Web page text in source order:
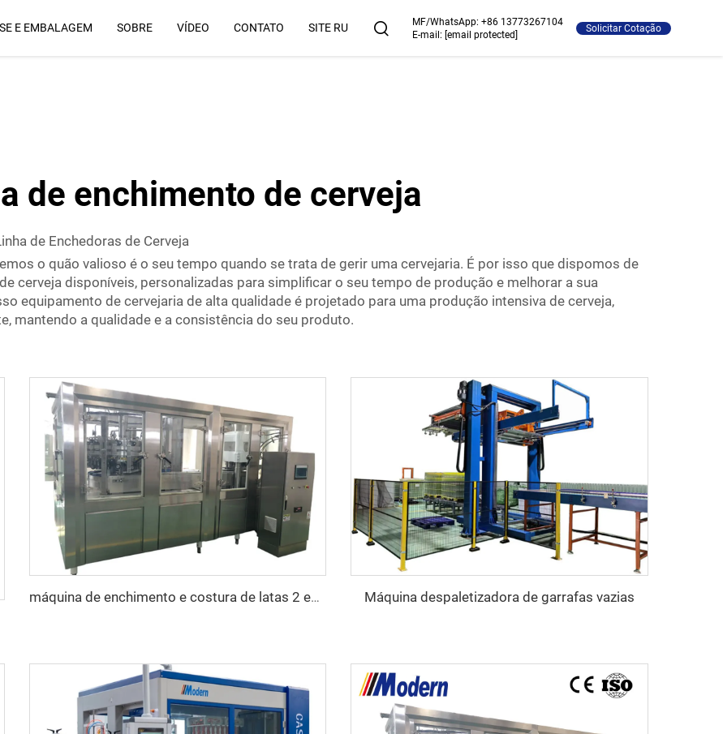
E EMBALAGEM SOBRE VÍDEO CONTATO SITE RU MF/WhatsApp: +86 13773267104
E-mail: [email protected]
Solicitar Cotação
de enchimento de cerveja
de Enchedoras de Cerveja
o quão valioso é o seu tempo quando se trata de gerir uma cervejaria. É por isso que dispomos de
cerveja disponíveis, personalizadas para simplificar o seu tempo de produção e melhorar a sua
equipamento de cervejaria de alta qualidade é projetado para uma produção intensiva de cerveja,
mantendo a qualidade e a consistência do seu produto.
máquina de enchimento e costura de latas 2 em 1 Máquina despaletizadora de garrafas vazias